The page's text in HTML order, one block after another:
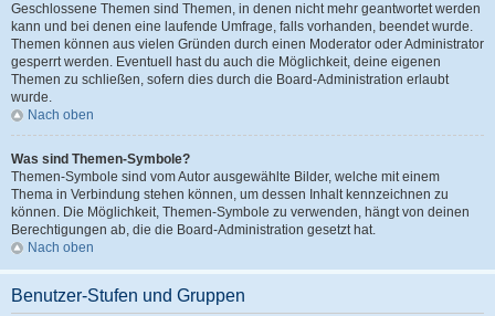
Geschlossene Themen sind Themen, in denen nicht mehr geantwortet werden
kann und bei denen eine laufende Umfrage, falls vorhanden, beendet wurde.
Themen können aus vielen Gründen durch einen Moderator oder Administrator
gesperrt werden. Eventuell hast du auch die Möglichkeit, deine eigenen
Themen zu schließen, sofern dies durch die Board-Administration erlaubt
wurde.
Nach oben
Was sind Themen-Symbole?
Themen-Symbole sind vom Autor ausgewählte Bilder, welche mit einem
Thema in Verbindung stehen können, um dessen Inhalt kennzeichnen zu
können. Die Möglichkeit, Themen-Symbole zu verwenden, hängt von deinen
Berechtigungen ab, die die Board-Administration gesetzt hat.
Nach oben
Benutzer-Stufen und Gruppen